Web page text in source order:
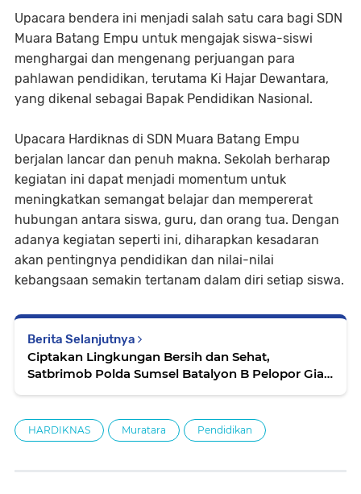
Upacara bendera ini menjadi salah satu cara bagi SDN
Muara Batang Empu untuk mengajak siswa-siswi
menghargai dan mengenang perjuangan para
pahlawan pendidikan, terutama Ki Hajar Dewantara,
yang dikenal sebagai Bapak Pendidikan Nasional.
Upacara Hardiknas di SDN Muara Batang Empu
berjalan lancar dan penuh makna. Sekolah berharap
kegiatan ini dapat menjadi momentum untuk
meningkatkan semangat belajar dan mempererat
hubungan antara siswa, guru, dan orang tua. Dengan
adanya kegiatan seperti ini, diharapkan kesadaran
akan pentingnya pendidikan dan nilai-nilai
kebangsaan semakin tertanam dalam diri setiap siswa.
Berita Selanjutnya
Ciptakan Lingkungan Bersih dan Sehat,
Satbrimob Polda Sumsel Batalyon B Pelopor Giat
HARDIKNAS Muratara Pendidikan